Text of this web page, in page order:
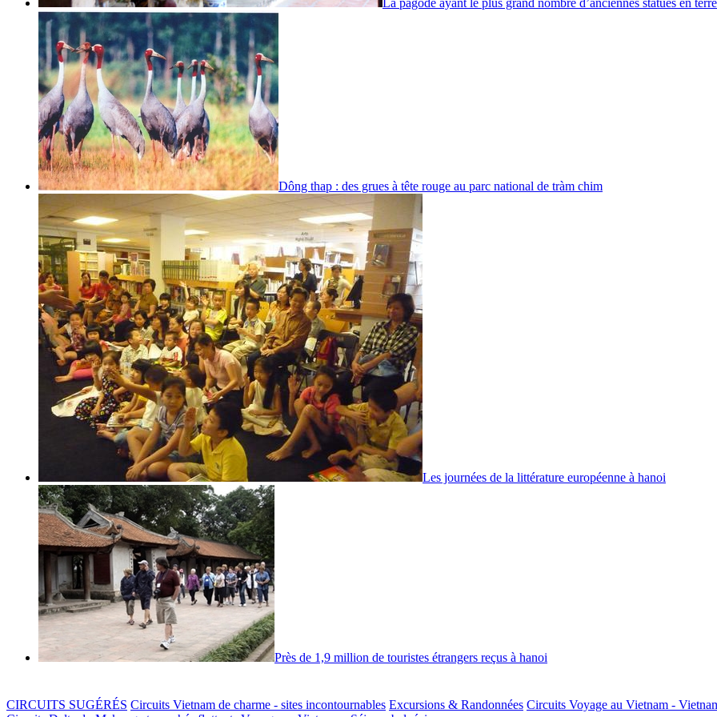
Dông thap : des grues à tête rouge au parc national de tràm chim
Les journées de la littérature européenne à hanoi
Près de 1,9 million de touristes étrangers reçus à hanoi
CIRCUITS SUGÉRÉS Circuits Vietnam de charme - sites incontournables Excursions & Randonnées Circuits Voyage au Vietnam -